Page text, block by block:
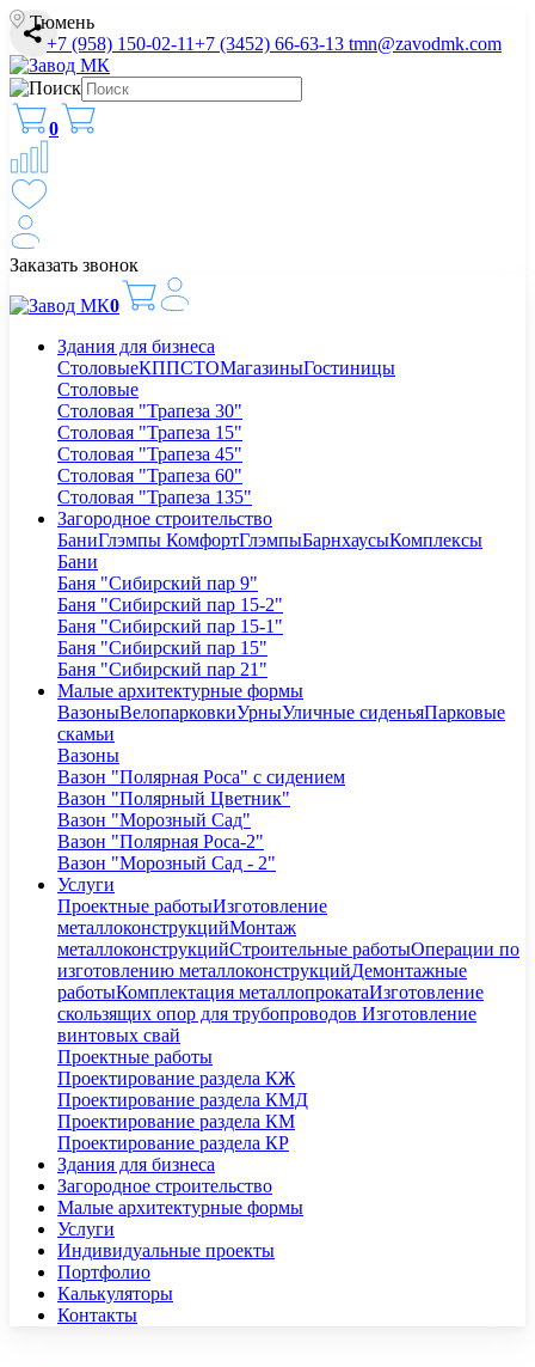
Тюмень
+7 (958) 150-02-11+7 (3452) 66-63-13 tmn@zavodmk.com
0
Заказать звонок
0
Здания для бизнеса
СтоловыеКППСТОМагазиныГостиницы
Столовые
Столовая "Трапеза 30"
Столовая "Трапеза 15"
Столовая "Трапеза 45"
Столовая "Трапеза 60"
Столовая "Трапеза 135"
Загородное строительство
БаниГлэмпы КомфортГлэмпыБарнхаусыКомплексы
Бани
Баня "Сибирский пар 9"
Баня "Сибирский пар 15-2"
Баня "Сибирский пар 15-1"
Баня "Сибирский пар 15"
Баня "Сибирский пар 21"
Малые архитектурные формы
ВазоныВелопарковкиУрныУличные сиденьяПарковые
скамьи
Вазоны
Вазон "Полярная Роса" с сидением
Вазон "Полярный Цветник"
Вазон "Морозный Сад"
Вазон "Полярная Роса-2"
Вазон "Морозный Сад - 2"
Услуги
Проектные работыИзготовление
металлоконструкцийМонтаж
металлоконструкцийСтроительные работыОперации по
изготовлению металлоконструкцийДемонтажные
работыКомплектация металлопрокатаИзготовление
скользящих опор для трубопроводов Изготовление
винтовых свай
Проектные работы
Проектирование раздела КЖ
Проектирование раздела КМД
Проектирование раздела КМ
Проектирование раздела КР
Здания для бизнеса
Загородное строительство
Малые архитектурные формы
Услуги
Индивидуальные проекты
Портфолио
Калькуляторы
Контакты